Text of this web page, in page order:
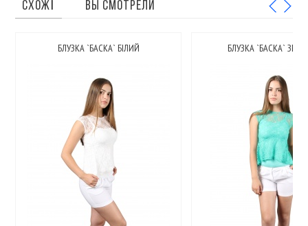
СХОЖІ ВЫ СМОТРЕЛИ
БЛУЗКА `БАСКА` БІЛИЙ БЛУЗКА `БАСКА`